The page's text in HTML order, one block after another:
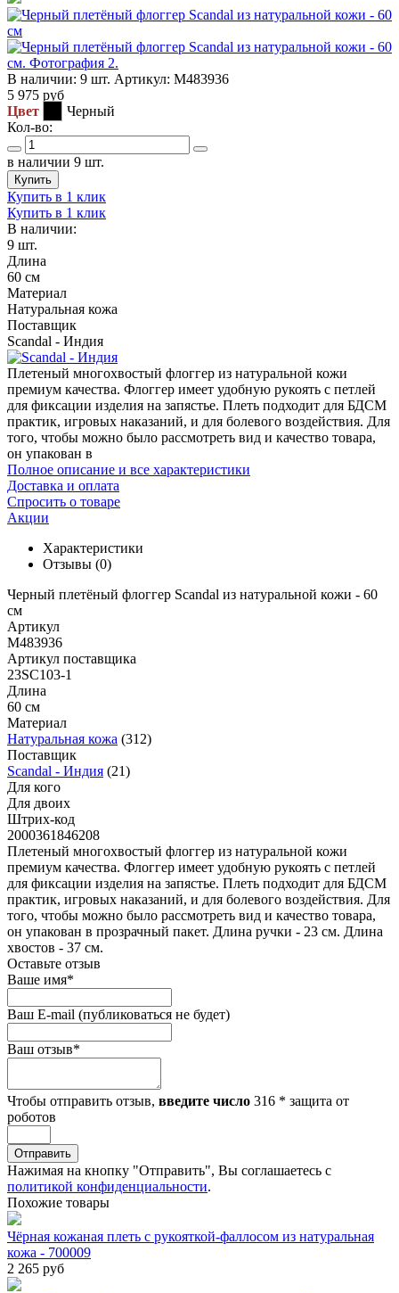
В наличии: 9 шт. Артикул: M483936
5 975 руб
Цвет
Черный
Кол-во:
в наличии 9 шт.
Купить
Купить в 1 клик
Купить в 1 клик
В наличии:
9 шт.
Длина
60 см
Материал
Натуральная кожа
Поставщик
Scandal - Индия
Плетеный многохвостый флоггер из натуральной кожи
премиум качества. Флоггер имеет удобную рукоять с петлей
для фиксации изделия на запястье. Плеть подходит для БДСМ
практик, игровых наказаний, и для болевого воздействия. Для
того, чтобы можно было рассмотреть вид и качество товара,
он упакован в
Полное описание и все характеристики
Доставка и оплата
Спросить о товаре
Акции
Характеристики
Отзывы (0)
Черный плетёный флоггер Scandal из натуральной кожи - 60
см
Артикул
M483936
Артикул поставщика
23SC103-1
Длина
60 см
Материал
Натуральная кожа (312)
Поставщик
Scandal - Индия (21)
Для кого
Для двоих
Штрих-код
2000361846208
Плетеный многохвостый флоггер из натуральной кожи
премиум качества. Флоггер имеет удобную рукоять с петлей
для фиксации изделия на запястье. Плеть подходит для БДСМ
практик, игровых наказаний, и для болевого воздействия. Для
того, чтобы можно было рассмотреть вид и качество товара,
он упакован в прозрачный пакет. Длина ручки - 23 см. Длина
хвостов - 37 см.
Оставьте отзыв
Ваше имя*
Ваш E-mail (публиковаться не будет)
Ваш отзыв*
Чтобы отправить отзыв, введите число 316 * защита от
роботов
Отправить
Нажимая на кнопку "Отправить", Вы соглашаетесь с
политикой конфиденциальности.
Похожие товары
Чёрная кожаная плеть с рукояткой-фаллосом из натуральная
кожа - 700009
2 265 руб